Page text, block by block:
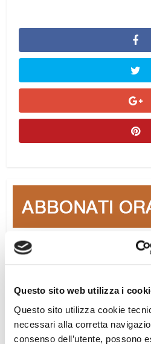
Questo sito web utilizza i
Questo sito utilizza cookie
necessari alla corretta
consenso dell’utente, possono
Ciclo di